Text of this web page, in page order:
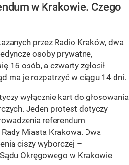
w Krakowie. Czego
przez Radio Kraków, dwa
osoby prywatne,
15 osób, a czwarty zgłosił
ma je rozpatrzyć w ciągu 14 dni.
wyłącznie kart do głosowania
Jeden protest dotyczy
referendum
Miasta Krakowa. Dwa
ciszy wyborczej –
Okręgowego w Krakowie